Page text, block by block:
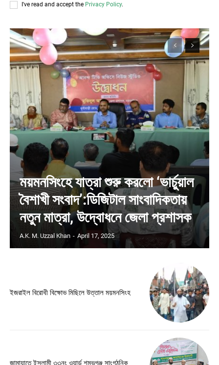
I've read and accept the Privacy Policy.
ময়মনসিংহে যাত্রা শুরু করলো ‘ভার্চুয়াল
বৈশাখী সংবাদ’:ডিজিটাল সাংবাদিকতায়
নতুন মাত্রা, উদ্বোধনে জেলা প্রশাসক
A.K. M. Uzzal Khan - April 17, 2025
ইজরাইল বিরোধী বিক্ষোভ মিছিলে উত্তাল ময়মনসিংহ
জামায়াতে ইসলামী ৩৩নং ওয়ার্ড শম্ভূগঞ্জ সাংগঠনিক